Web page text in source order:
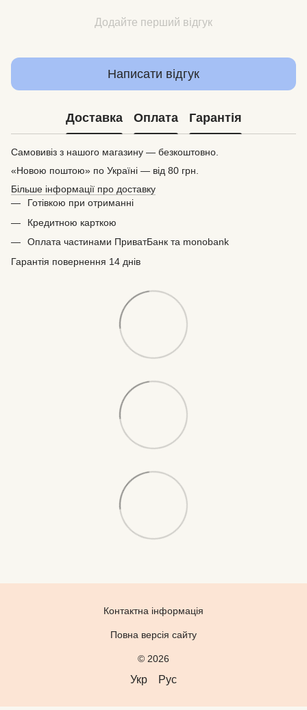
Додайте перший відгук
Написати відгук
Доставка Оплата Гарантія
Самовивіз з нашого магазину — безкоштовно.
«Новою поштою» по Україні — від 80 грн.
Більше інформації про доставку
Готівкою при отриманні
Кредитною карткою
Оплата частинами ПриватБанк та monobank
Гарантія повернення 14 днів
Контактна інформація
Повна версія сайту
© 2026
Укр Рус